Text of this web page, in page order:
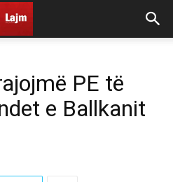
PE të
e Ballkanit